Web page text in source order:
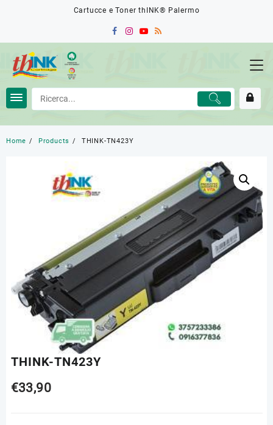
Cartucce e Toner thINK® Palermo
Home Products THINK-TN423Y
THINK-TN423Y
€33,90